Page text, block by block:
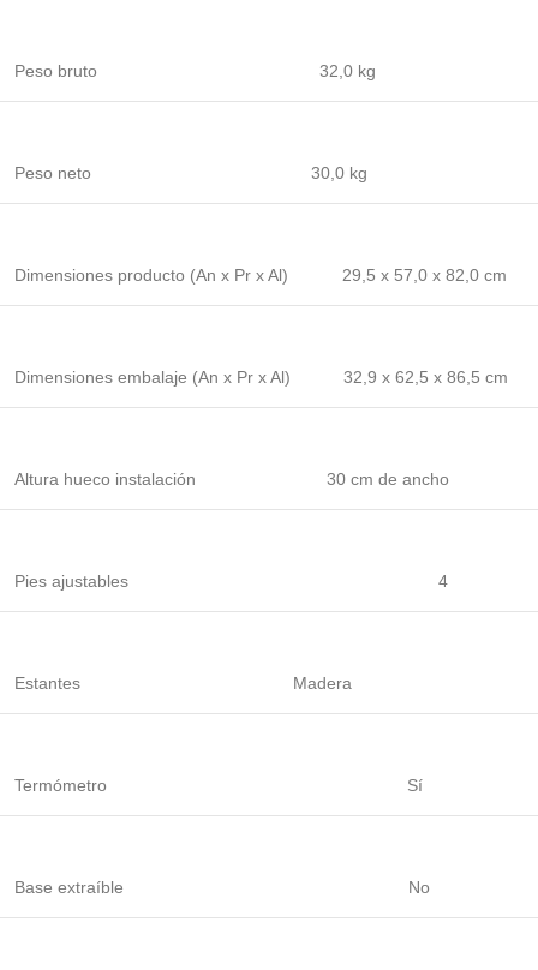
Peso bruto 32,0 kg
Peso neto 30,0 kg
Dimensiones producto (An x Pr x Al) 29,5 x 57,0 x 82,0 cm
Dimensiones embalaje (An x Pr x Al) 32,9 x 62,5 x 86,5 cm
Altura hueco instalación 30 cm de ancho
Pies ajustables 4
Estantes Madera
Termómetro Sí
Base extraíble No